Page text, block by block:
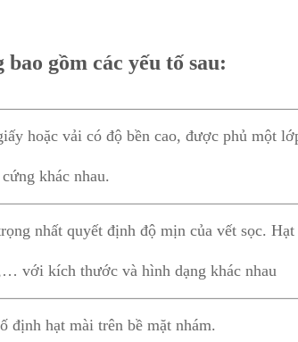
gồm các yếu tố sau:
hoặc vải có độ bền cao, được phủ một
khác nhau.
nhất quyết định độ mịn của vết sọc.
với kích thước và hình dạng khác nhau
định hạt mài trên bề mặt nhám.